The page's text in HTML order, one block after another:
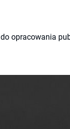
opracowania